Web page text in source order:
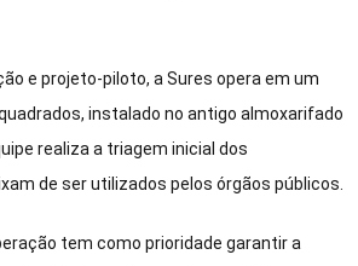
e projeto-piloto, a Sures opera em um
instalado no antigo almoxarifado
realiza a triagem inicial dos
de ser utilizados pelos órgãos públicos.
tem como prioridade garantir a